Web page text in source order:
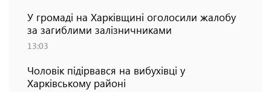
У громаді на Харківщині оголосили жалобу
за загиблими залізничниками
13:03
Чоловік підірвався на вибухівці у
Харківському районі